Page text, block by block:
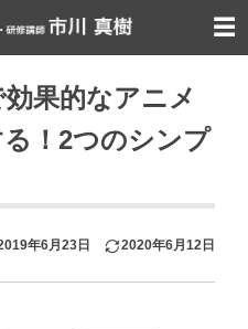
果的なアニメ
！2つのシンプ
年6月23日 2020年6月12日